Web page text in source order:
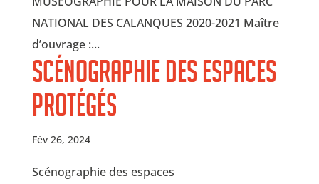
NATIONAL DES CALANQUES 2020-2021 Maître
d’ouvrage :...
Scénographie des espaces
protégés
Fév 26, 2024
Scénographie des espaces